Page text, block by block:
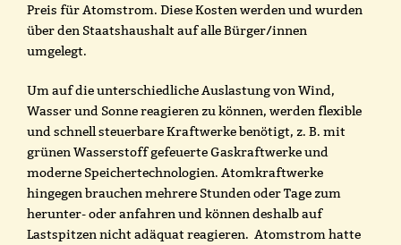
Preis für Atomstrom. Diese Kosten werden und wurden
über den Staatshaushalt auf alle Bürger/innen
umgelegt.
Um auf die unterschiedliche Auslastung von Wind,
Wasser und Sonne reagieren zu können, werden flexible
und schnell steuerbare Kraftwerke benötigt, z. B. mit
grünen Wasserstoff gefeuerte Gaskraftwerke und
moderne Speichertechnologien. Atomkraftwerke
hingegen brauchen mehrere Stunden oder Tage zum
herunter- oder anfahren und können deshalb auf
Lastspitzen nicht adäquat reagieren. Atomstrom hatte